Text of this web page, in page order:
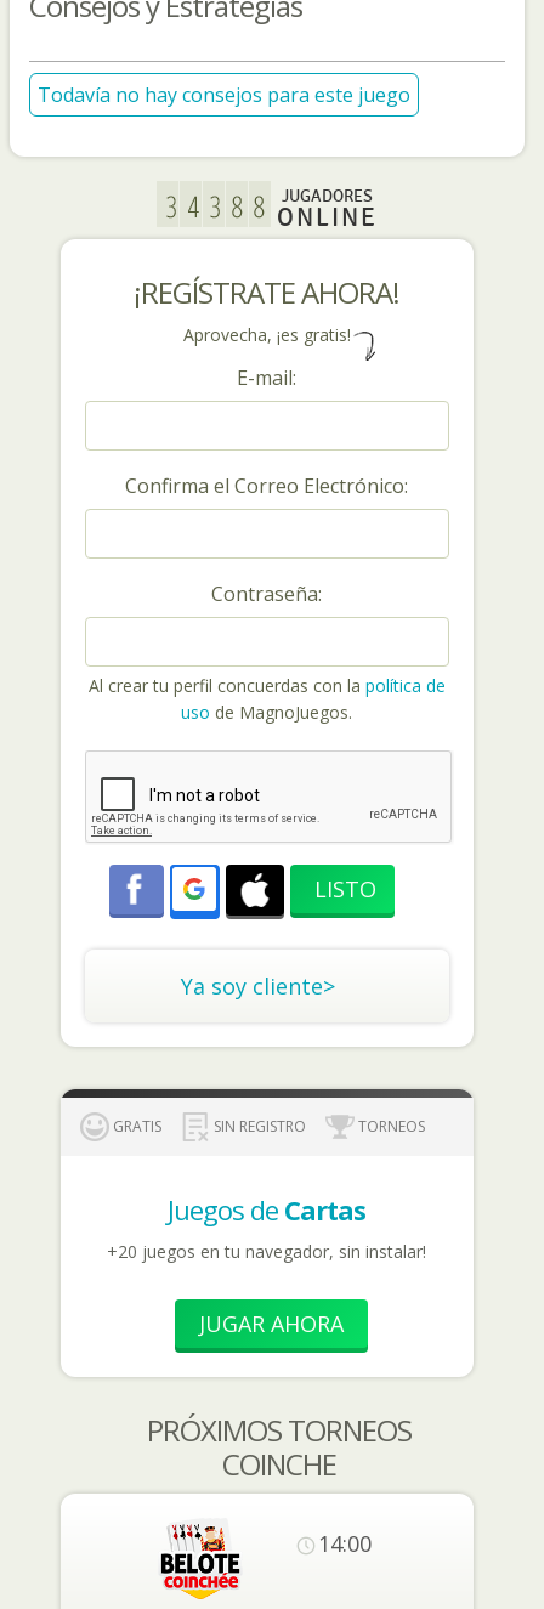
Todavía no hay consejos para este juego
JUGADORES
ONLINE
¡REGÍSTRATE AHORA!
Aprovecha, ¡es gratis!
E-mail:
Confirma el Correo Electrónico:
Contraseña:
Al crear tu perfil concuerdas con la política de
uso de MagnoJuegos.
Ya soy cliente>
GRATIS SIN REGISTRO TORNEOS
Juegos de Cartas
+20 juegos en tu navegador, sin instalar!
JUGAR AHORA
PRÓXIMOS TORNEOS
COINCHE
14:00